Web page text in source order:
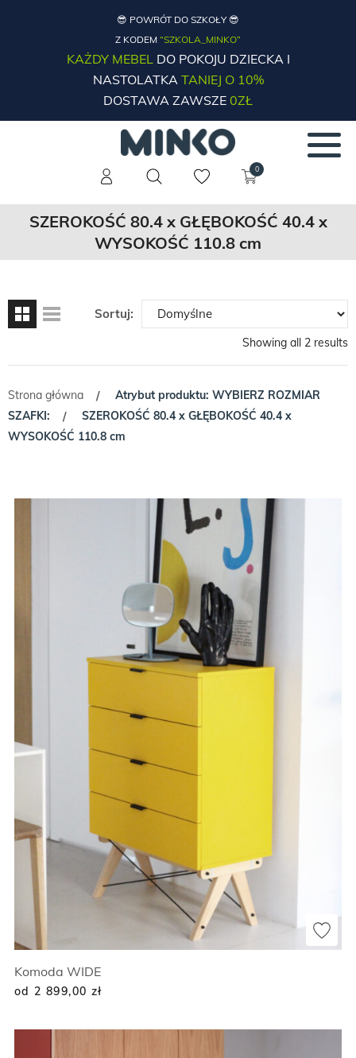
😎 POWRÓT DO SZKOŁY 😎
Z KODEM “SZKOLA_MINKO”
KAŻDY MEBELDO POKOJU DZIECKA I
NASTOLATKATANIEJ O 10%
DOSTAWA ZAWSZE 0ZŁ
0
SZEROKOŚĆ 80.4 x GŁĘBOKOŚĆ 40.4 x
WYSOKOŚĆ 110.8 cm
Sortuj:
Showing all 2 results
Strona główna /
Atrybut produktu: WYBIERZ ROZMIAR
SZAFKI:
/
SZEROKOŚĆ 80.4 x GŁĘBOKOŚĆ 40.4 x
WYSOKOŚĆ 110.8 cm
Komoda WIDE
od 2 899,00 zł